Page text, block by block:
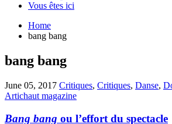
Vous êtes ici
Home
bang bang
bang bang
June 05, 2017 Critiques, Critiques, Danse,
Artichaut magazine
Bang bang ou l’effort du spectacle